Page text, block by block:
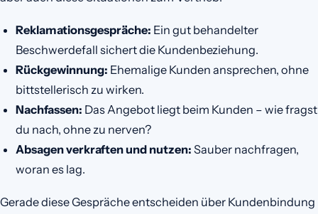
Reklamationsgespräche: Ein gut behandelter
Beschwerdefall sichert die Kundenbeziehung.
Rückgewinnung: Ehemalige Kunden ansprechen, ohne
bittstellerisch zu wirken.
Nachfassen: Das Angebot liegt beim Kunden – wie fragst
du nach, ohne zu nerven?
Absagen verkraften und nutzen: Sauber nachfragen,
woran es lag.
Gerade diese Gespräche entscheiden über Kundenbindung